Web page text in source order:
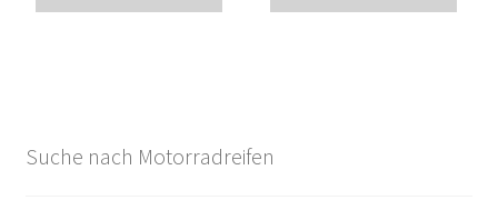
Suche nach Motorradreifen